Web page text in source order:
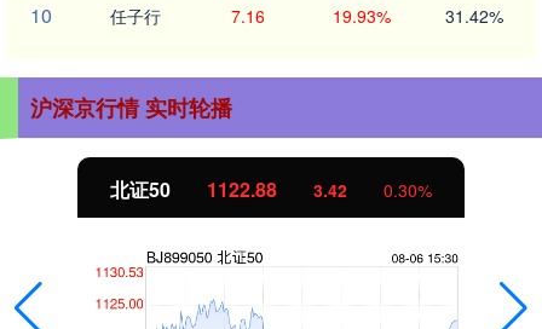
10 任子行 7.16 19.93% 31.42%
沪深京行情 实时轮播
北证50 1122.88 3.42 0.30%